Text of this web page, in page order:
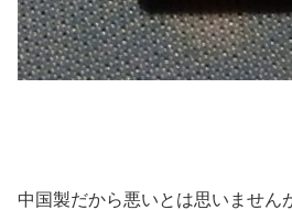
中国製だから悪いとは思いません